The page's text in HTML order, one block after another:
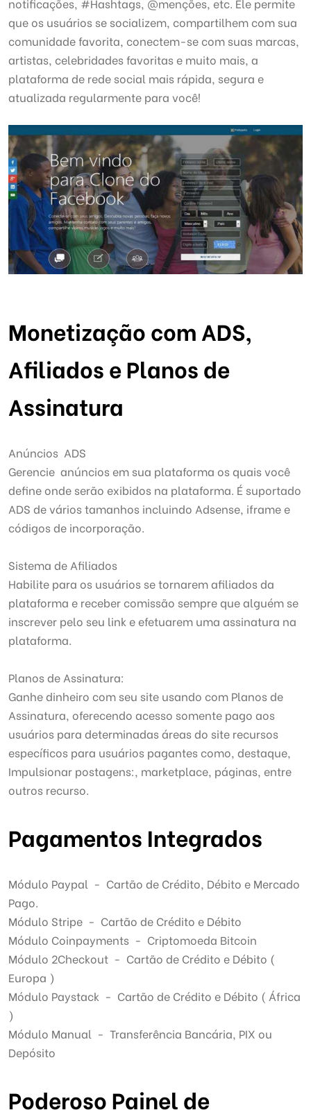
que os usuários se socializem, compartilhem com sua
comunidade favorita, conectem-se com suas marcas,
artistas, celebridades favoritas e muito mais, a
plataforma de rede social mais rápida, segura e
atualizada regularmente para você!
Monetização com ADS,
AfiliadosePlanos de
Assinatura
Anúncios ADS
Gerencie anúncios em sua plataforma os quais você
define onde serão exibidos na plataforma. É suportado
ADS de vários tamanhos incluindo Adsense, iframe e
códigos de incorporação.
Sistema de Afiliados
Habilite para os usuários se tornarem afiliados da
plataforma e receber comissão sempre que alguém se
inscrever pelo seu link e efetuarem uma assinatura na
plataforma.
Planos de Assinatura:
Ganhe dinheiro com seu site usando com Planos de
Assinatura, oferecendo acesso somente pago aos
usuários para determinadas áreas do site recursos
específicos para usuários pagantes como, destaque,
Impulsionar postagens:, marketplace, páginas, entre
outros recurso.
Pagamentos Integrados
Módulo Paypal - Cartão de Crédito, Débito e Mercado
Pago.
Módulo Stripe - Cartão de Crédito e Débito
Módulo Coinpayments - Criptomoeda Bitcoin
Módulo 2Checkout - Cartão de Crédito e Débito (
Europa )
Módulo Paystack - Cartão de Crédito e Débito ( África
)
Módulo Manual - Transferência Bancária, PIX ou
Depósito
Poderoso Painel de